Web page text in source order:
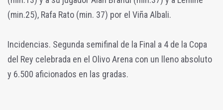
(min.25), Rafa Rato (min. 37) por el Viña Albali.
Incidencias. Segunda semifinal de la Final a 4 de la Copa
del Rey celebrada en el Olivo Arena con un lleno absoluto
y 6.500 aficionados en las gradas.